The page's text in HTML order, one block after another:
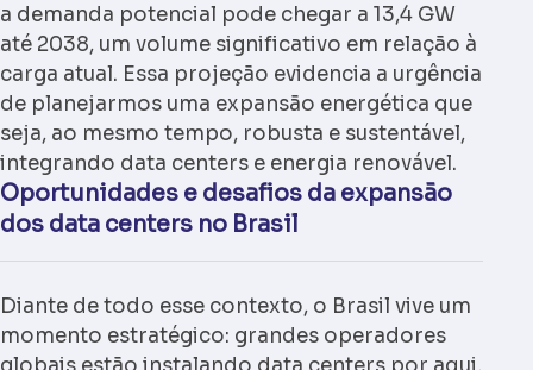
a demanda potencial pode chegar a 13,4 GW
até 2038, um volume significativo em relação à
carga atual. Essa projeção evidencia a urgência
de planejarmos uma expansão energética que
seja, ao mesmo tempo, robusta e sustentável,
integrando data centers e energia renovável.
Oportunidades e desafios da expansão
dos data centers no Brasil
Diante de todo esse contexto, o Brasil vive um
momento estratégico: grandes operadores